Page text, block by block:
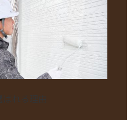
選ばれる理由